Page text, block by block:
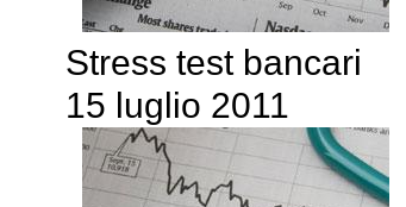
Stress test bancari
15 luglio 2011